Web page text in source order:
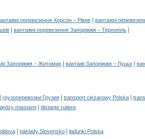
перевезення Херсон – Рівне вантажні
вантажні перевезення Запоріжжя – Тернопіль
Запоріжжя – Житомир вантажі Запоріжжя – Луцьк
грузоперевозки Грузия transport ciężarowy Polska
miastami distanţe rutiere
náklady Slovensko ładunki Polska